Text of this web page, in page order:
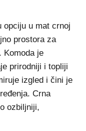
opciju u mat crnoj
prostora za
Komoda je
prirodniji i topliji
izgled i čini je
Crna
ozbiljniji,